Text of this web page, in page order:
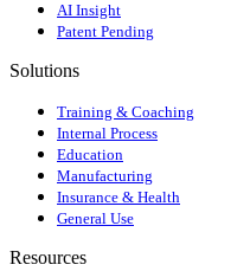
AI Insight
Patent Pending
Solutions
Training & Coaching
Internal Process
Education
Manufacturing
Insurance & Health
General Use
Resources